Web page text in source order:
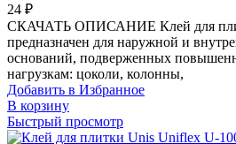
24 ₽
СКАЧАТЬ ОПИСАНИЕ Клей для
предназначен для наружной и
оснований, подверженных
нагрузкам: цоколи, колонны,
Добавить в Избранное
В корзину
Быстрый просмотр